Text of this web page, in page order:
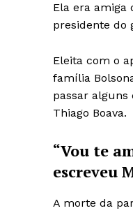
Ela era amiga
presidente do
Eleita com o
família
passar
Thiago Boava.
“Vou te
escreveu
A morte da